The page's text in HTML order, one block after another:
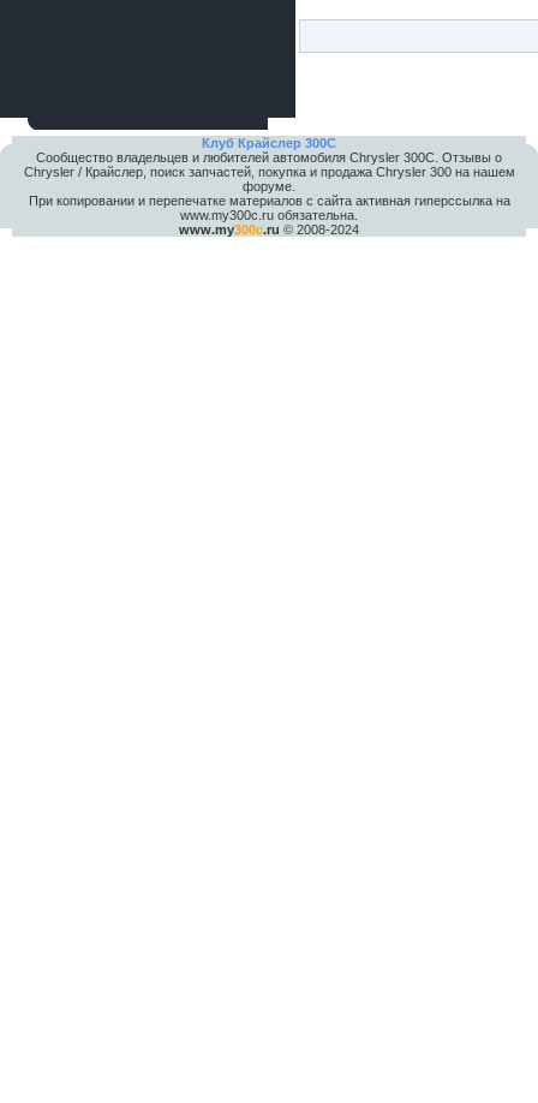
Клуб Крайслер 300C
Сообщество владельцев и любителей автомобиля Chrysler 300С. Отзывы о
Chrysler / Крайслер, поиск запчастей, покупка и продажа Chrysler 300 на нашем
форуме.
При копировании и перепечатке материалов с сайта активная гиперссылка на
www.my300c.ru обязательна.
www.my300c.ru © 2008-2024